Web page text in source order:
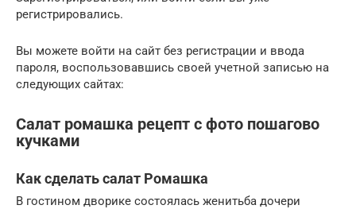
регистрировались.
Вы можете войти на сайт без регистрации и ввода
пароля, воспользовавшись своей учетной записью на
следующих сайтах:
Салат ромашка рецепт с фото пошагово
кучками
Как сделать салат Ромашка
В гостином дворике состоялась женитьба дочери